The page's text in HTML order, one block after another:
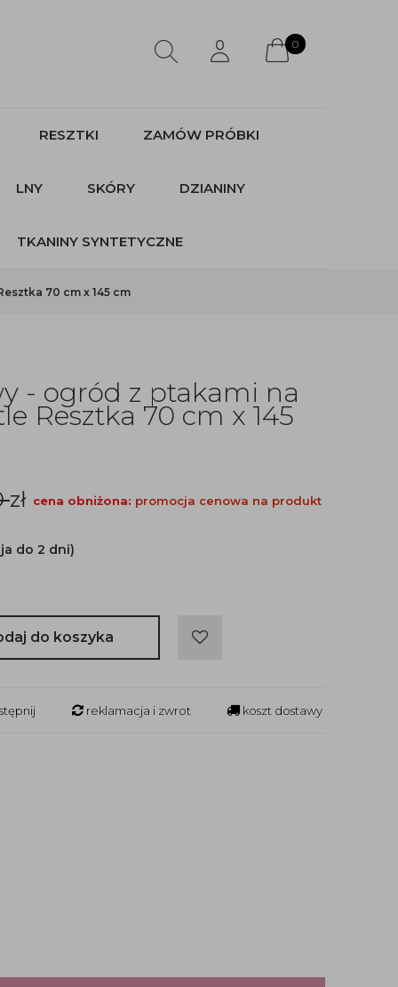
0
RESZTKI ZAMÓW PRÓBKI
LNY SKÓRY DZIANINY
TKANINY SYNTETYCZNE
70 cm x 145 cm
- ogród z ptakami na
Resztka 70 cm x 145
zł cena obniżona: promocja cenowa na produkt
do 2 dni)
do koszyka
reklamacja i zwrot koszt dostawy